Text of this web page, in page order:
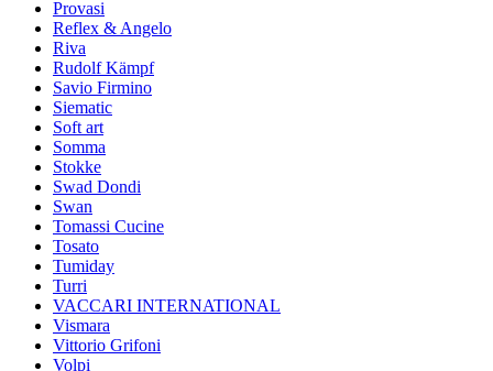
Provasi
Reflex & Angelo
Riva
Rudolf Kämpf
Savio Firmino
Siematic
Soft art
Somma
Stokke
Swad Dondi
Swan
Tomassi Cucine
Tosato
Tumiday
Turri
VACCARI INTERNATIONAL
Vismara
Vittorio Grifoni
Volpi